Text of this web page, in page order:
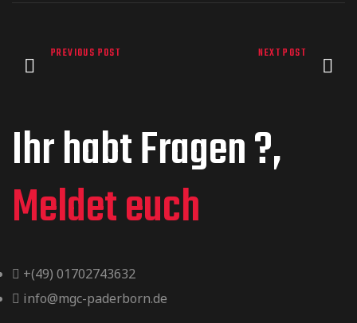
PREVIOUS POST NEXT POST
Ihr habt Fragen ?,
Meldet euch
+(49) 01702743632
info@mgc-paderborn.de